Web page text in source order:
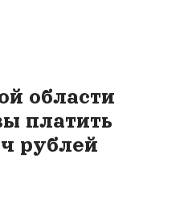
области
платить
рублей